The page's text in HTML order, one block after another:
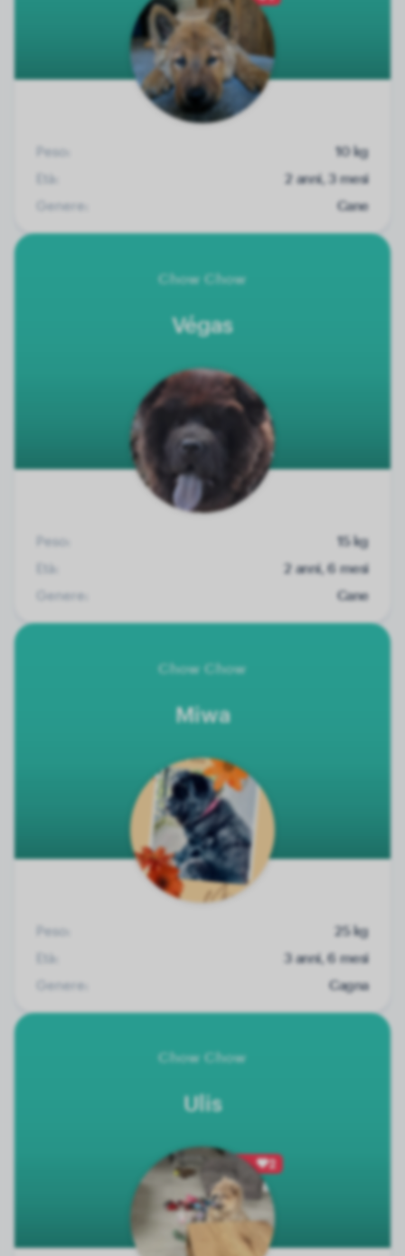
Peso:
10 kg
Età:
2 anni, 3 mesi
Genere:
Cane
Chow Chow
Végas
Peso:
15 kg
Età:
2 anni, 6 mesi
Genere:
Cane
Chow Chow
Miwa
Peso:
25 kg
Età:
3 anni, 6 mesi
Genere:
Cagna
Chow Chow
Ulis
2